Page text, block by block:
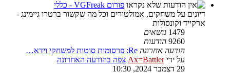
פורום VGFreak - כללי
דיונים על משחקים, אמולטורים וכל מה שקשור ברטרו גיימינג -
ארקייד וקונסולות
1479 נושאים
9260 הודעות
הודעה אחרונה Re: פרסומות סוטות למשחקי וידא…
על ידיAx=Battler צפה בהודעה האחרונה
29 דצמבר 2024, 10:30